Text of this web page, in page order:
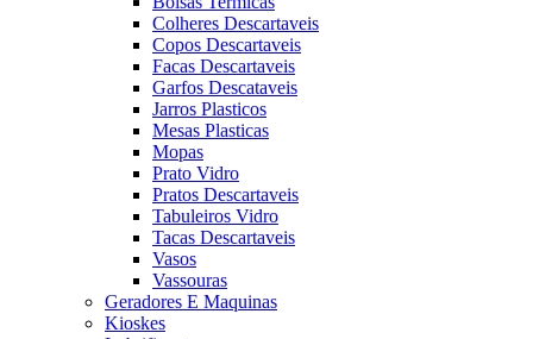
Colheres Descartaveis
Copos Descartaveis
Facas Descartaveis
Garfos Descataveis
Jarros Plasticos
Mesas Plasticas
Mopas
Prato Vidro
Pratos Descartaveis
Tabuleiros Vidro
Tacas Descartaveis
Vasos
Vassouras
Geradores E Maquinas
Kioskes